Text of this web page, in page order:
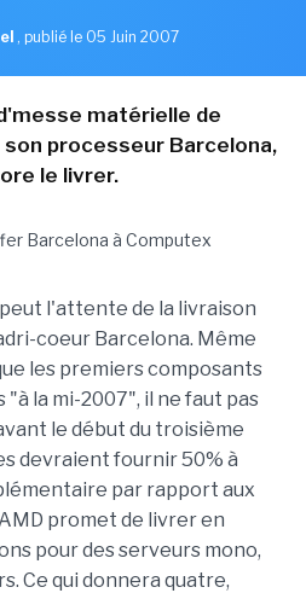
, publié le 05 Juin 2007
matérielle de
son processeur Barcelona,
le livrer.
l'attente de la livraison
coeur Barcelona. Même
les premiers composants
la mi-2007", il ne faut pas
le début du troisième
devraient fournir 50% à
par rapport aux
promet de livrer en
pour des serveurs mono,
Ce qui donnera quatre,